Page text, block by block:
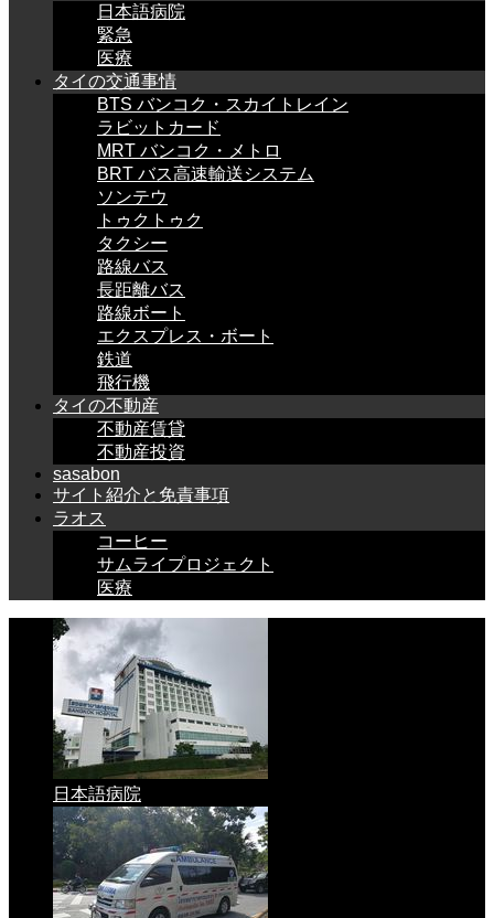
日本語病院
緊急
医療
タイの交通事情
BTS バンコク・スカイトレイン
ラビットカード
MRT バンコク・メトロ
BRT バス高速輸送システム
ソンテウ
トゥクトゥク
タクシー
路線バス
長距離バス
路線ボート
エクスプレス・ボート
鉄道
飛行機
タイの不動産
不動産賃貸
不動産投資
sasabon
サイト紹介と免責事項
ラオス
コーヒー
サムライプロジェクト
医療
日本語病院